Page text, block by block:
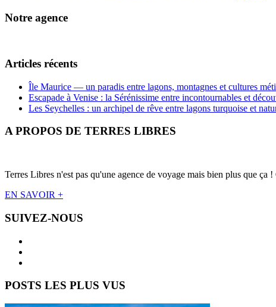
Notre agence
Articles récents
Île Maurice — un paradis entre lagons, montagnes et cultures
Escapade à Venise : la Sérénissime entre incontournables et
Les Seychelles : un archipel de rêve entre lagons turquoise et
A PROPOS DE TERRES LIBRES
Terres Libres n'est pas qu'une agence de voyage mais bien plus que
EN SAVOIR +
SUIVEZ-NOUS
POSTS LES PLUS VUS